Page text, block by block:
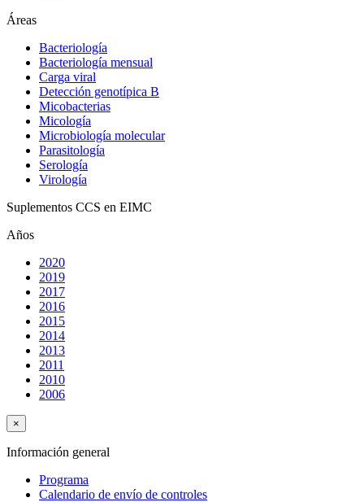
Áreas
Bacteriología
Bacteriología mensual
Carga viral
Detección genotípica B
Micobacterias
Micología
Microbiología molecular
Parasitología
Serología
Virología
Suplementos CCS en EIMC
Años
2020
2019
2017
2016
2015
2014
2013
2011
2010
2006
×
Información general
Programa
Calendario de envío de controles